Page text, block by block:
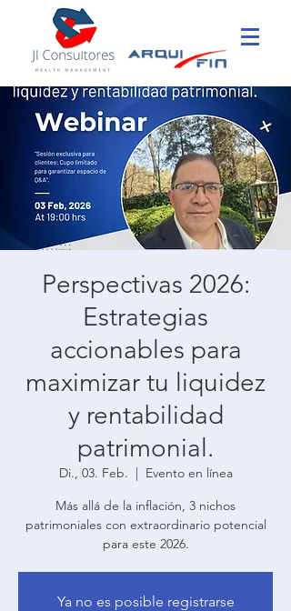
Perspectivas 2026:
Estrategias
accionables para
maximizar tu liquidez
y rentabilidad
patrimonial.
Di., 03. Feb.
  |
Evento en línea
Más allá de la inflación, 3 nichos
patrimoniales con extraordinario potencial
para este 2026.
Ya no es posible registrarse